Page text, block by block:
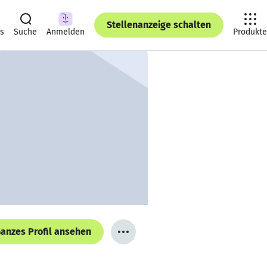
Suche Anmelden
Stellenanzeige schalten
Produkte
Profil ansehen